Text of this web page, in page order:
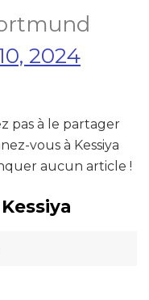
2024
pas à le partager
vous à Kessiya
aucun article !